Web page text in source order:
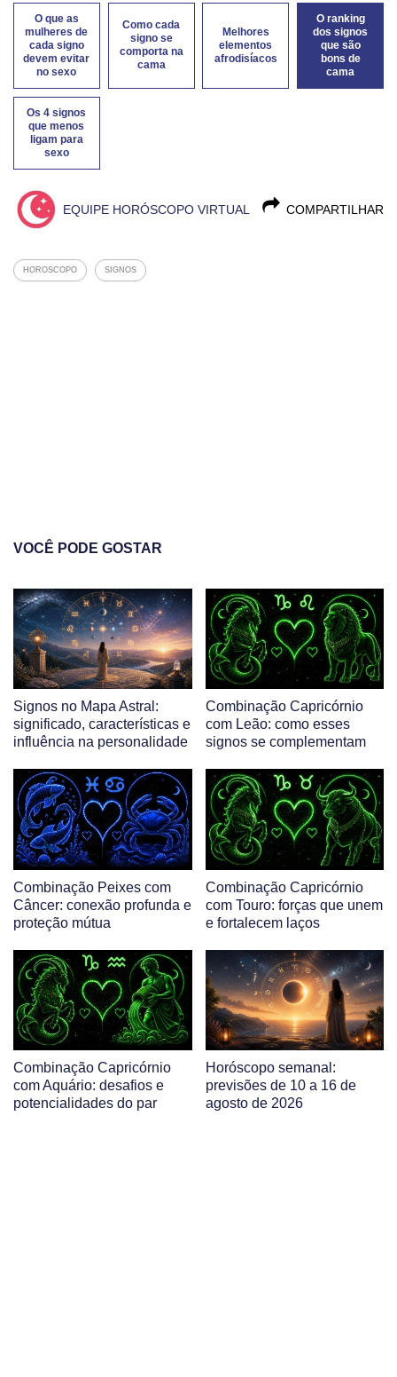
O que as
mulheres de
cada signo
devem evitar
no sexo
Como cada
signo se
comporta na
cama
Melhores
elementos
afrodisíacos
O ranking
dos signos
que são
bons de
cama
Os 4 signos
que menos
ligam para
sexo
COMPARTILHAR
EQUIPE HORÓSCOPO VIRTUAL
HOROSCOPO SIGNOS
VOCÊ PODE GOSTAR
Signos no Mapa Astral:
significado, características e
influência na personalidade
Combinação Capricórnio
com Leão: como esses
signos se complementam
Combinação Peixes com
Câncer: conexão profunda e
proteção mútua
Combinação Capricórnio
com Touro: forças que unem
e fortalecem laços
Combinação Capricórnio
com Aquário: desafios e
potencialidades do par
Horóscopo semanal:
previsões de 10 a 16 de
agosto de 2026